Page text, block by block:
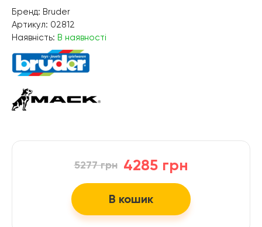
Бренд: Bruder
Артикул: 02812
Наявність: В наявності
4285 грн
5277 грн
В кошик